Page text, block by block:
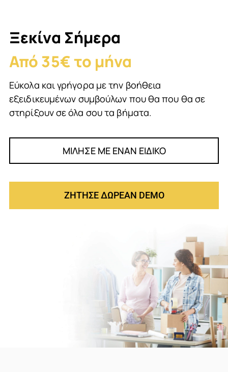
Ξεκίνα Σήμερα
Από 35€ το μήνα
Εύκολα και γρήγορα με την βοήθεια
εξειδικευμένων συμβούλων που θα που θα σε
στηρίξουν σε όλα σου τα βήματα.
ΜΙΛΗΣΕ ΜΕ ΕΝΑΝ ΕΙΔΙΚΟ
ΖΗΤΗΣΕ ΔΩΡΕΑΝ DEMO